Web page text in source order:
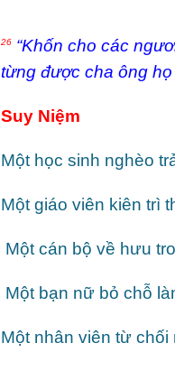
26 “Khốn cho các
từng được cha ông
Suy Niệm
Một học sinh nghèo
Một giáo viên kiên trì
Một cán bộ về hưu
Một bạn nữ bỏ chỗ
Một nhân viên từ